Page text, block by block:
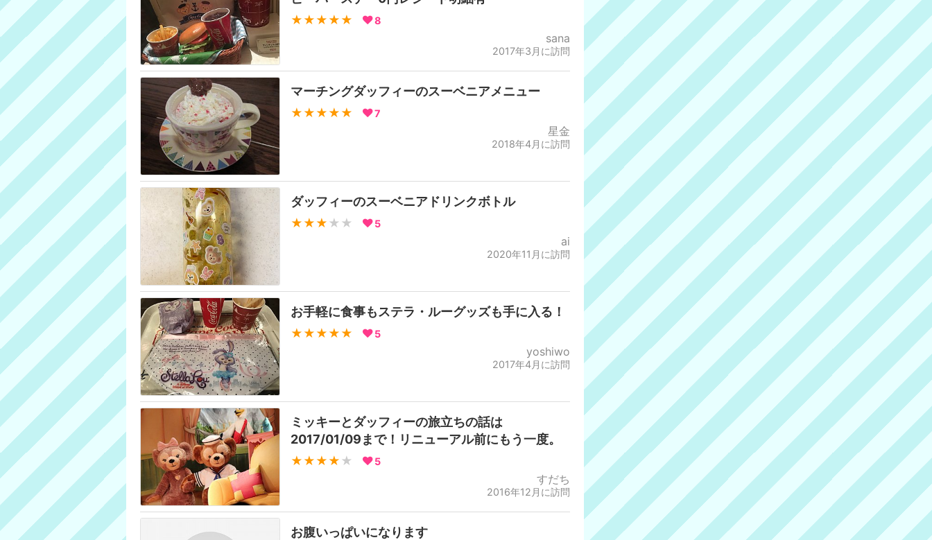
★★★★★ 8
sana
2017年3月に訪問
マーチングダッフィーのスーベニアメニュー
★★★★★ 7
星金
2018年4月に訪問
ダッフィーのスーベニアドリンクボトル
★★★ ★★ 5
ai
2020年11月に訪問
お手軽に食事もステラ・ルーグッズも手に入る！
★★★★★ 5
yoshiwo
2017年4月に訪問
ミッキーとダッフィーの旅立ちの話は
2017/01/09まで！リニューアル前にもう一度。
★★★★ ★ 5
すだち
2016年12月に訪問
お腹いっぱいになります